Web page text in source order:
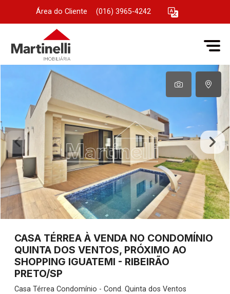
Área do Cliente (016) 3965-4242
CASA TÉRREA À VENDA NO CONDOMÍNIO
QUINTA DOS VENTOS, PRÓXIMO AO
SHOPPING IGUATEMI - RIBEIRÃO
PRETO/SP
Casa Térrea Condomínio - Cond. Quinta dos Ventos